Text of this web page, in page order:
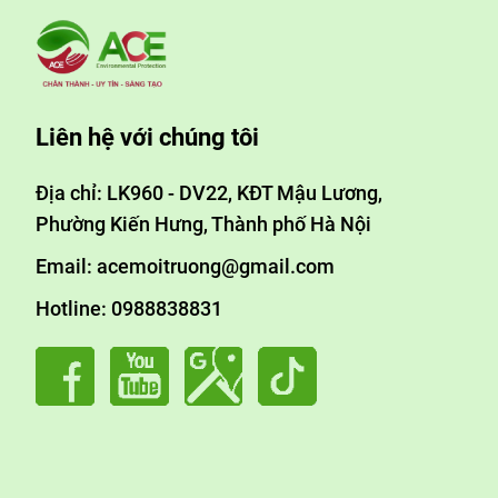
Liên hệ với chúng tôi
Địa chỉ: LK960 - DV22, KĐT Mậu Lương,
Phường Kiến Hưng, Thành phố Hà Nội
Email: acemoitruong@gmail.com
Hotline: 0988838831